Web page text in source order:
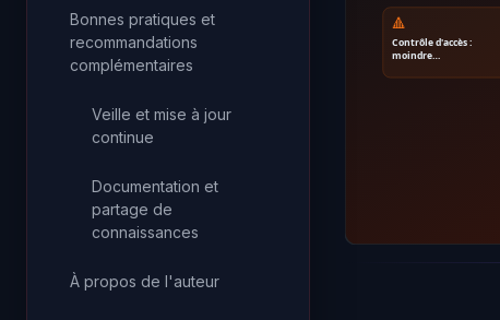
Bonnes pratiques et
recommandations
complémentaires
Veille et mise à jour
continue
Documentation et
partage de
connaissances
À propos de l'auteur
🔺
Contrôle d'accès :
moindre…